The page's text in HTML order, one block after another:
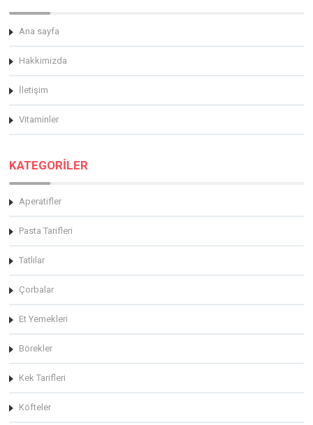
Ana sayfa
Hakkimizda
İletişim
Vitaminler
KATEGORİLER
Aperatifler
Pasta Tarifleri
Tatlılar
Çorbalar
Et Yemekleri
Börekler
Kek Tarifleri
Köfteler